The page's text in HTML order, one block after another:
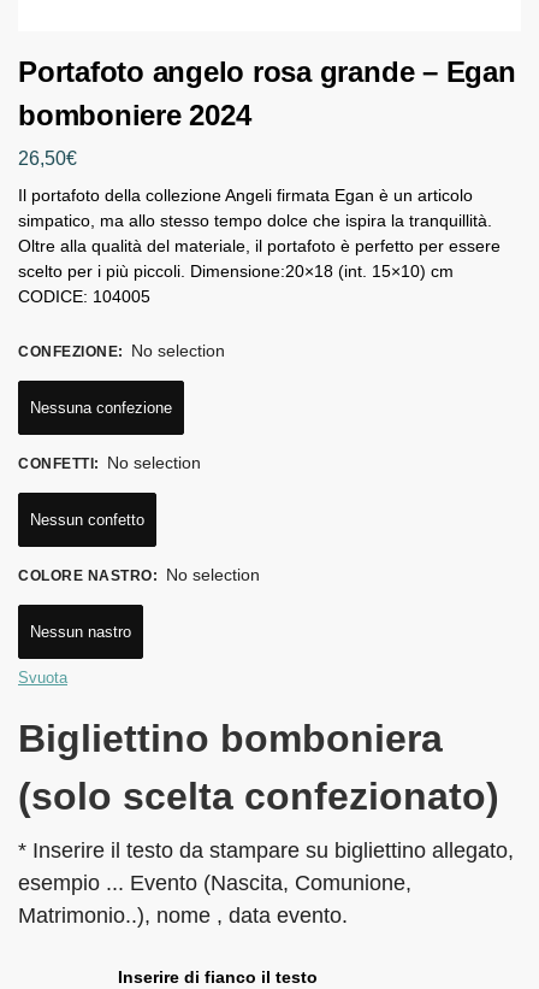
Portafoto angelo rosa grande – Egan
bomboniere 2024
26,50€
Il portafoto della collezione Angeli firmata Egan è un articolo
simpatico, ma allo stesso tempo dolce che ispira la tranquillità.
Oltre alla qualità del materiale, il portafoto è perfetto per essere
scelto per i più piccoli. Dimensione:20×18 (int. 15×10) cm
CODICE: 104005
CONFEZIONE: No selection
Nessuna confezione
CONFETTI: No selection
Nessun confetto
COLORE NASTRO: No selection
Nessun nastro
Svuota
Bigliettino bomboniera
(solo scelta confezionato)
* Inserire il testo da stampare su bigliettino allegato,
esempio ... Evento (Nascita, Comunione,
Matrimonio..), nome , data evento.
Inserire di fianco il testo